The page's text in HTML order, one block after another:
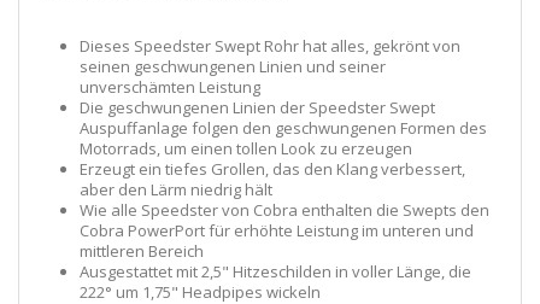
Dieses Speedster Swept Rohr hat alles, gekrönt von
seinen geschwungenen Linien und seiner
unverschämten Leistung
Die geschwungenen Linien der Speedster Swept
Auspuffanlage folgen den geschwungenen Formen des
Motorrads, um einen tollen Look zu erzeugen
Erzeugt ein tiefes Grollen, das den Klang verbessert,
aber den Lärm niedrig hält
Wie alle Speedster von Cobra enthalten die Swepts den
Cobra PowerPort für erhöhte Leistung im unteren und
mittleren Bereich
Ausgestattet mit 2,5" Hitzeschilden in voller Länge, die
222° um 1,75" Headpipes wickeln